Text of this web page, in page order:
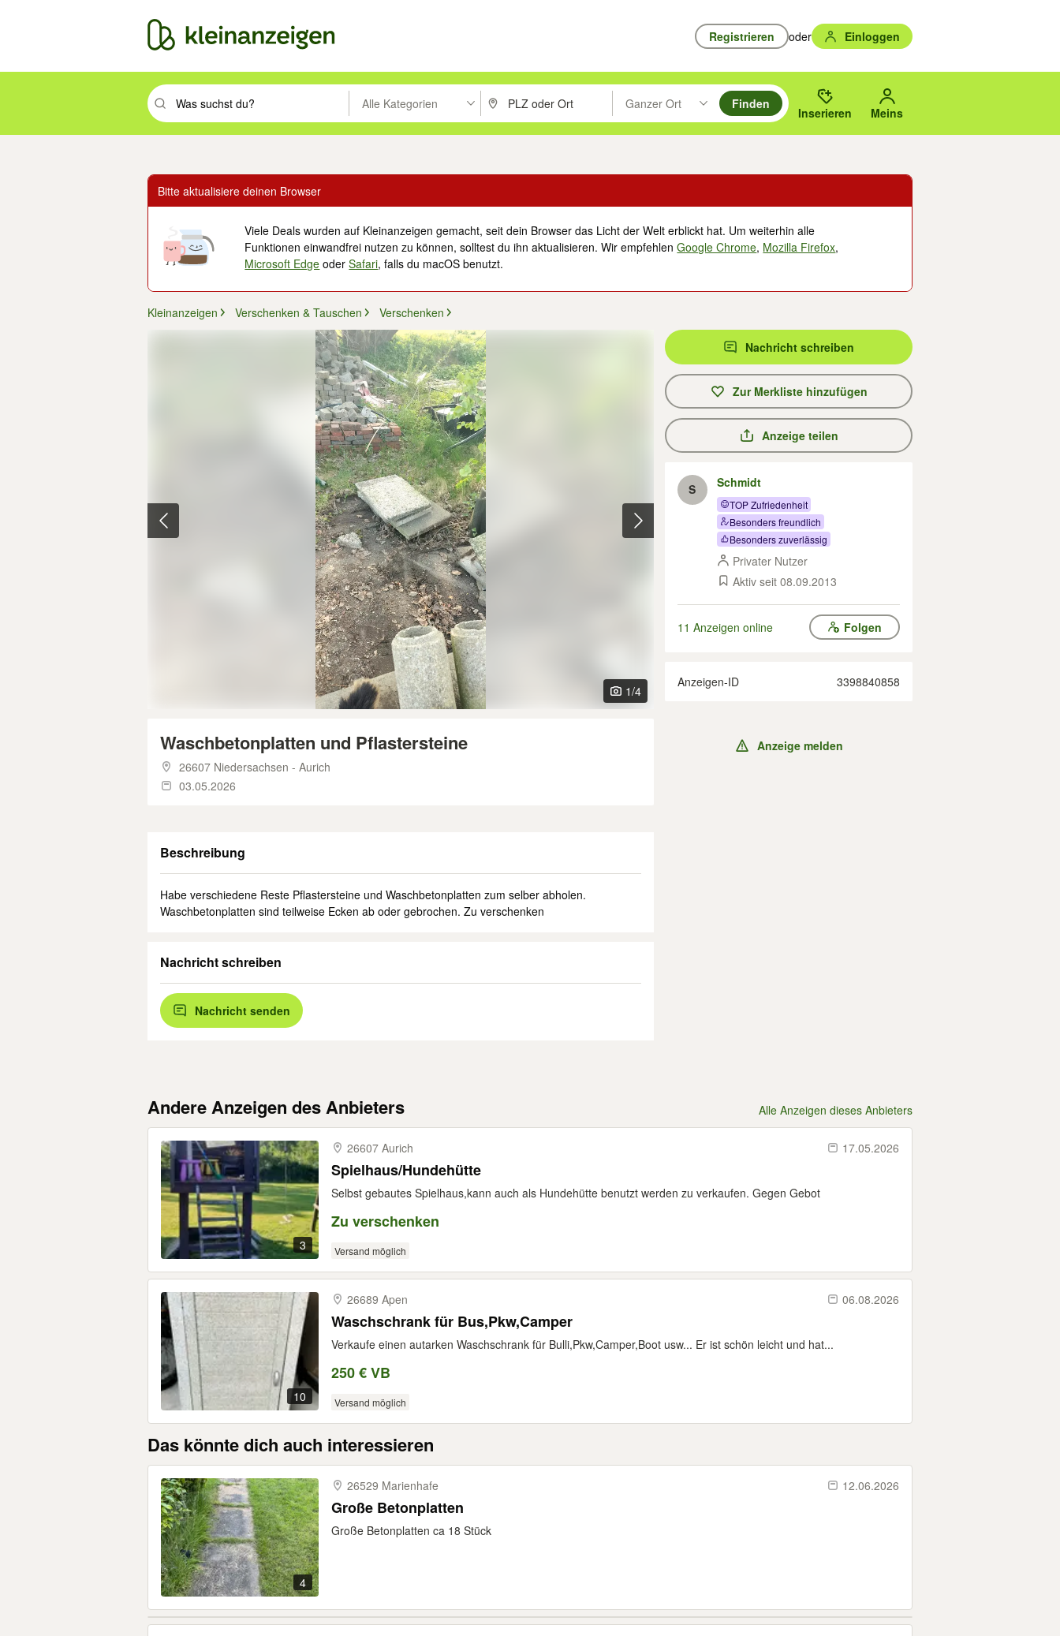
Registrieren oder Einloggen
Suchbegriff eingeben. Eingabetaste drücken um zu suchen, oder Vorschläge mit den Pfeiltasten nach oben/unten durchsuchen und mit Eingabetaste auswählen.
Alle Kategorien PLZ oder Ort eingeben. Eingabetaste drücken um zu suchen, oder Vorschläge mit den Pfeiltasten nach oben/
Ganzer Ort
Suche im Umkreis des gewählten Orts oder PLZ.
Finden
Inserieren Meins
Bitte aktualisiere deinen Browser
Viele Deals wurden auf Kleinanzeigen gemacht, seit dein Browser das Licht der Welt erblickt hat. Um weiterhin alle
Funktionen einwandfrei nutzen zu können, solltest du ihn aktualisieren. Wir empfehlenGoogle Chrome, Mozilla Firefox,
Microsoft Edge oderSafari, falls du macOS benutzt.
Kleinanzeigen Verschenken & Tauschen Verschenken
1/4
Waschbetonplatten und Pflastersteine
26607 Niedersachsen - Aurich
03.05.2026
Beschreibung
Habe verschiedene Reste Pflastersteine und Waschbetonplatten zum selber abholen.
Waschbetonplatten sind teilweise Ecken ab oder gebrochen. Zu verschenken
Nachricht schreiben
Nachricht senden
Nachricht schreiben
Zur Merkliste hinzufügen
Anzeige teilen
S Schmidt
TOP Zufriedenheit
Besonders freundlich
Besonders zuverlässig
Privater Nutzer
Aktiv seit 08.09.2013
11 Anzeigen online Folgen
Anzeigen-ID 3398840858
Anzeige melden
Andere Anzeigen des Anbieters Alle Anzeigen dieses Anbieters
3
26607 Aurich 17.05.2026
Spielhaus/Hundehütte
Selbst gebautes Spielhaus,kann auch als Hundehütte benutzt werden zu verkaufen. Gegen Gebot
Zu verschenken
Versand möglich
10
26689 Apen 06.08.2026
Waschschrank für Bus,Pkw,Camper
Verkaufe einen autarken Waschschrank für Bulli,Pkw,Camper,Boot usw... Er ist schön leicht und hat...
250 € VB
Versand möglich
Das könnte dich auch interessieren
4
26529 Marienhafe 12.06.2026
Große Betonplatten
Große Betonplatten ca 18 Stück